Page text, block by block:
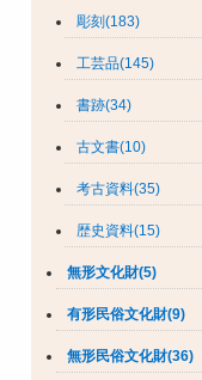
彫刻(183)
工芸品(145)
書跡(34)
古文書(10)
考古資料(35)
歴史資料(15)
無形文化財(5)
有形民俗文化財(9)
無形民俗文化財(36)